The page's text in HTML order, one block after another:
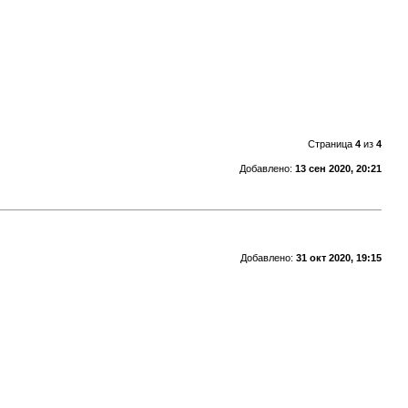
Страница 4из 4
Добавлено: 13 сен 2020, 20:21
Добавлено: 31 окт 2020, 19:15